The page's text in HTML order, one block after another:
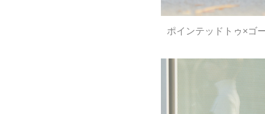
ポインテッドトゥ×ゴ